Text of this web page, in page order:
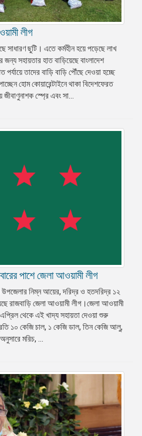
লীগ
সাধারণ ছুটি। এতে কর্মহীন হয়ে পড়েছে লাখ
সহায়তার হাত বাড়িয়েছে বাংলাদেশ
তাদের বাড়ি বাড়ি পৌঁছে দেওয়া হচ্ছে
হোম কোয়ারেন্টাইনে থাকা বিদেশফেরত
স্প্রে এবং সা...
পাশে জেলা আওয়ামী লীগ
উপজেলার নিম্ন আয়ের, দরিদ্র ও হতদরিদ্র ১২
রাজবাড়ি জেলা আওয়ামী লীগ।জেলা আওয়ামী
থেকে এই খাদ্য সহায়তা দেওয়া শুরু
১০ কেজি চাল, ১ কেজি ডাল, তিন কেজি আলু,
মরিচ, ...